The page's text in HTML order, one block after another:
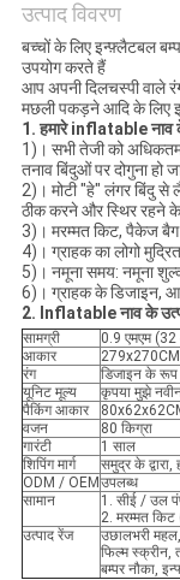
उत्पाद विवरण
बच्चों के लिए इन्फ़्लैटबल
उपयोग करते हैं
आप अपनी दिलचस्पी वाले
मछली पकड़ने आदि के लिए
1. हमारे inflatable
1)। सभी तेजी को अधिकतम
तनाव बिंदुओं पर दोगुना हो
2)। मोटी "हे" लंगर बिंदु से
ठीक करने और स्थिर रहने के
3)। मरम्मत किट, पैकेज बैग
4)। ग्राहक का लोगो
5)। नमूना समय: नमूना
6)। ग्राहक के डिजाइन,
2. Inflatable नाव के
सामग्री
0.9 एमएम (32
आकार
279x270CM
रंग
डिजाइन के
यूनिट मूल्य
कृपया मुझे
पैकिंग आकार
वजन
80 किग्रा
गारंटी
1 साल
शिपिंग मार्ग
समुद्र के
ODM / OEM उपलब्ध
सामान
1. सीई / उल
2. मरम्मत किट
उत्पाद रेंज
उछालभरी
फिल्म स्क्रीन,
बम्पर नौका,